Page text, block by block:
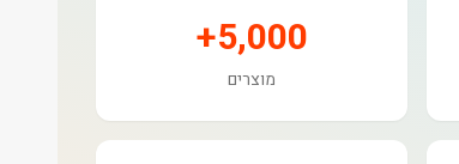
5,000+
מוצרים